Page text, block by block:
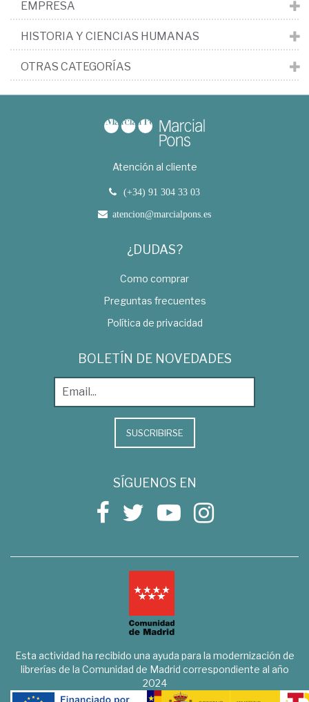
EMPRESA
HISTORIA Y CIENCIAS HUMANAS
OTRAS CATEGORÍAS
Atención al cliente
(+34) 91 304 33 03
atencion@marcialpons.es
¿DUDAS?
Como comprar
Preguntas frecuentes
Política de privacidad
BOLETÍN DE NOVEDADES
SUSCRIBIRSE
SÍGUENOS EN
Esta actividad ha recibido una ayuda para la modernización de
librerías de la Comunidad de Madrid correspondiente al año
2024